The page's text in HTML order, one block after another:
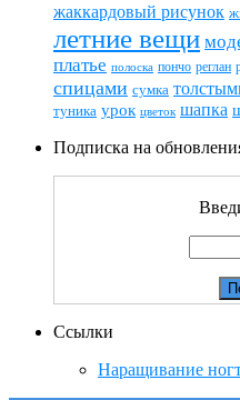
жаккардовый рисунок
летние вещи
платье полоска пончо реглан
спицами сумка
туника урок цветок шапка
Подписка на
Ссылки
Наращивание